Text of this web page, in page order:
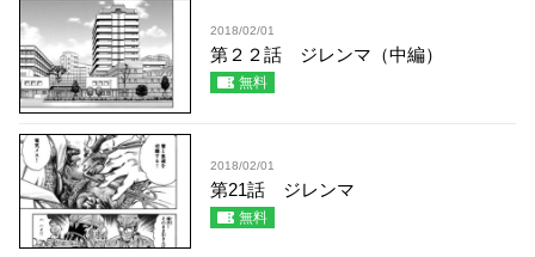
2018/02/01
第２２話 ジレンマ（中編）
無料
2018/02/01
第21話 ジレンマ
無料